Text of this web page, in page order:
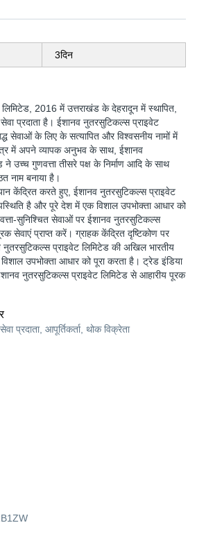
3दिन
, 2016 में उत्तराखंड के देहरादून में स्थापित,
प्रदाता है। ईशानव नुतरसुटिकल्स प्राइवेट
सेवाओं के लिए के सत्यापित और विश्वसनीय नामों में
में अपने व्यापक अनुभव के साथ, ईशानव
उच्च गुणवत्ता तीसरे पक्ष के निर्माण आदि के साथ
नाम बनाया है।
केंद्रित करते हुए, ईशानव नुतरसुटिकल्स प्राइवेट
है और पूरे देश में एक विशाल उपभोक्ता आधार को
सुनिश्चित सेवाओं पर ईशानव नुतरसुटिकल्स
सेवाएं प्राप्त करें। ग्राहक केंद्रित दृष्टिकोण पर
प्राइवेट लिमिटेड की अखिल भारतीय
उपभोक्ता आधार को पूरा करता है। ट्रेड इंडिया
नुतरसुटिकल्स प्राइवेट लिमिटेड से आहारीय पूरक
सेवा प्रदाता, आपूर्तिकर्ता, थोक विक्रेता